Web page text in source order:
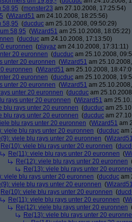
58,95 (monster23 am 27.10.2008, 17:25:54)
(Wizard51 am 24.10.2008, 18:25:56)
58,95 (ducduc am 25.10.2008, 09:50:29)
58,95 (Wizard51 am 25.10.2008, 18:05:22)
(ducduc am 24.10.2008, 17:13:50)
euronnen (playaz am 24.10.2008, 17:31:11)
20 euronnen (ducduc am 25.10.2008,
unter 20 euronnen (Wizard51 am
euronnen (Wizard51 am 25.10.2008,
20 euronnen (ducduc am 25.10.2008,
unter 20 euronnen (Wizard51 am
unter 20 euronnen (ducduc am
rays unter 20 euronnen (Wizard51 am
blu rays unter 20 euronnen (ducduc am
blu rays unter 20 euronnen (ducduc am
blu rays unter 20 euronnen (Wizard51 am
viele blu rays unter 20 euronnen (ducduc am
viele blu rays unter 20 euronnen (
Re(10): viele blu rays unter 20 euronnen (
Re(11): viele blu rays unter 20 euronnen (
Re(12): viele blu rays unter 20 euronnen
Re(13): viele blu rays unter 20
viele blu rays unter 20 euronnen (ducduc am
viele blu rays unter 20 euronnen (
Re(10): viele blu rays unter 20 euronnen (
Re(11): viele blu rays unter 20 euronnen (
Re(12): viele blu rays unter 20 euronnen
Re(13): viele blu rays unter 20